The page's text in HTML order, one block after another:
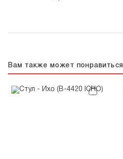
Вам также может понравиться